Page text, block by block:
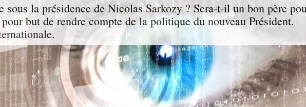
sous la présidence de Nicolas Sarkozy ? Sera-t-il un bon père
but de rendre compte de la politique du nouveau Président.